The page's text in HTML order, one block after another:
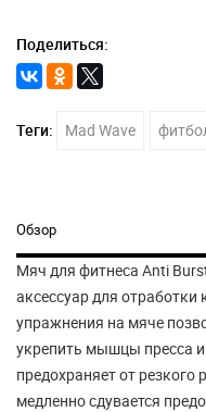
Поделиться:
Теги: Mad Wave
Обзор
Мяч для фитнеса Anti
аксессуар для
упражнения на мяче
укрепить мышцы пресса
предохраняет от
медленно сдувается